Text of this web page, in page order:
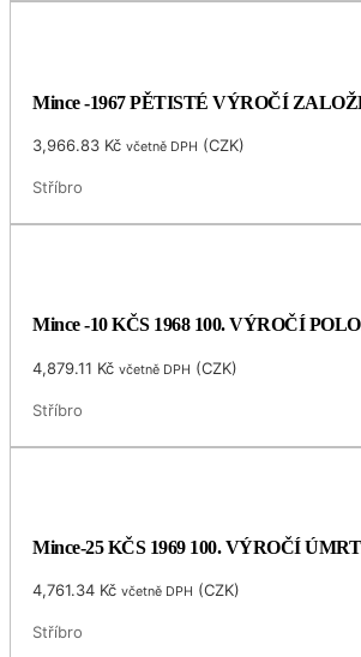
Mince -1967 PĚTISTÉ VÝROČÍ
3,966.83 Kč včetně DPH (CZK)
Stříbro
Mince -10 KČS 1968 100. VÝROČÍ
4,879.11 Kč včetně DPH (CZK)
Stříbro
Mince-25 KČS 1969 100. VÝROČÍ
4,761.34 Kč včetně DPH (CZK)
Stříbro